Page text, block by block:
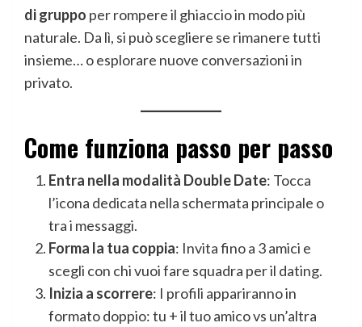
di gruppo per rompere il ghiaccio in modo più
naturale. Da lì, si può scegliere se rimanere tutti
insieme… o esplorare nuove conversazioni in
privato.
Come funziona passo per passo
Entra nella modalità Double Date: Tocca
l’icona dedicata nella schermata principale o
tra i messaggi.
Forma la tua coppia: Invita fino a 3 amici e
scegli con chi vuoi fare squadra per il dating.
Inizia a scorrere: I profili appariranno in
formato doppio: tu + il tuo amico vs un’altra